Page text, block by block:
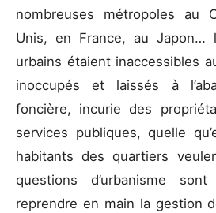
nombreuses métropoles au
Unis, en France, au Japon…
urbains étaient inaccessibles
inoccupés et laissés à
foncière, incurie des
services publiques, quelle
habitants des quartiers
questions d’urbanisme
reprendre en main la gestion